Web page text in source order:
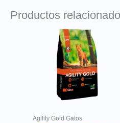
Productos
Agility Gold Gatos